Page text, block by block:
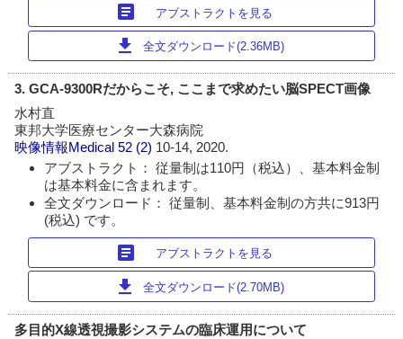
article アブストラクトを見る
download 全文ダウンロード(2.36MB)
3. GCA-9300Rだからこそ, ここまで求めたい脳SPECT画像
水村直
東邦大学医療センター大森病院
映像情報Medical 52 (2) 10-14, 2020.
アブストラクト： 従量制は110円（税込）、基本料金制
は基本料金に含まれます。
全文ダウンロード： 従量制、基本料金制の方共に913円
(税込) です。
article アブストラクトを見る
download 全文ダウンロード(2.70MB)
多目的X線透視撮影システムの臨床運用について